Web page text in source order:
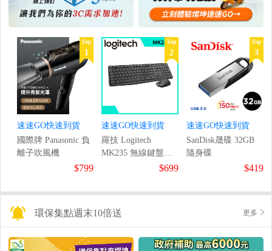
Top
1
速速GO快速到貨
國際牌 Panasonic 負
離子吹風機
$799
Top
2
速速GO快速到貨
羅技 Logitech
MK235 無線鍵盤滑
$699
Top
3
速速GO快速到貨
SanDisk晟碟 32GB
隨身碟
$419
環保集點週末10倍送 更多